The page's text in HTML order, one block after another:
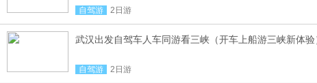
自驾游 2日游
武汉出发自驾车人车同游看三峡（开车上船游三峡新体验
自驾游 2日游